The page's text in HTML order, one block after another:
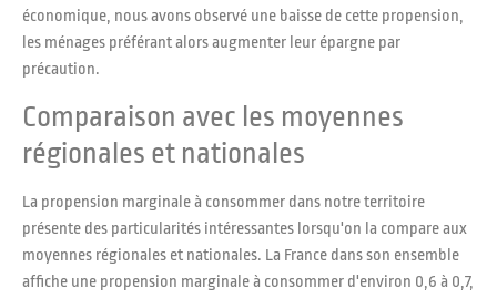
économique, nous avons observé une baisse de cette propension,
les ménages préférant alors augmenter leur épargne par
précaution.
Comparaison avec les moyennes
régionales et nationales
La propension marginale à consommer dans notre territoire
présente des particularités intéressantes lorsqu'on la compare aux
moyennes régionales et nationales. La France dans son ensemble
affiche une propension marginale à consommer d'environ 0,6 à 0,7,